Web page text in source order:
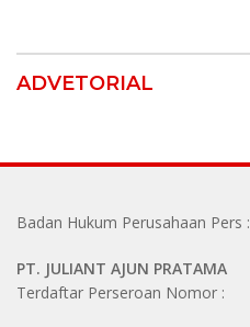
ADVETORIAL
Badan Hukum Perusahaan Pers :
PT. JULIANT AJUN PRATAMA
Terdaftar Perseroan Nomor :